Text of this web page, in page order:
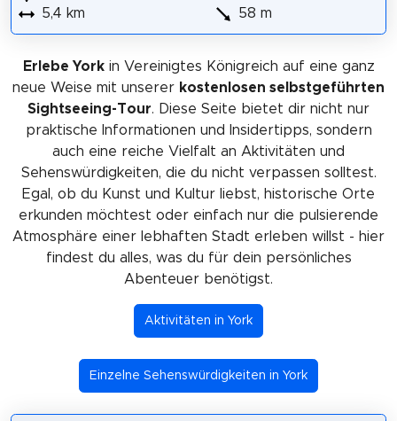
5,4 km
58 m
Erlebe Yorkin Vereinigtes Königreich auf eine ganz
neue Weise mit unserer kostenlosen selbstgeführten
Sightseeing-Tour. Diese Seite bietet dir nicht nur
praktische Informationen und Insidertipps, sondern
auch eine reiche Vielfalt an Aktivitäten und
Sehenswürdigkeiten, die du nicht verpassen solltest.
Egal, ob du Kunst und Kultur liebst, historische Orte
erkunden möchtest oder einfach nur die pulsierende
Atmosphäre einer lebhaften Stadt erleben willst - hier
findest du alles, was du für dein persönliches
Abenteuer benötigst.
Aktivitäten in York
Einzelne Sehenswürdigkeiten in York